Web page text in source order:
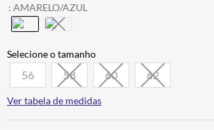
: AMARELO/AZUL
56 58 60 62
Ver tabela de medidas